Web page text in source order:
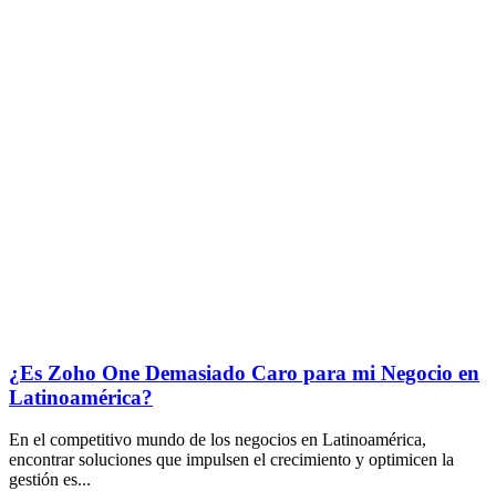
¿Es Zoho One Demasiado Caro para mi Negocio en
Latinoamérica?
En el competitivo mundo de los negocios en Latinoamérica,
encontrar soluciones que impulsen el crecimiento y optimicen la
gestión es...